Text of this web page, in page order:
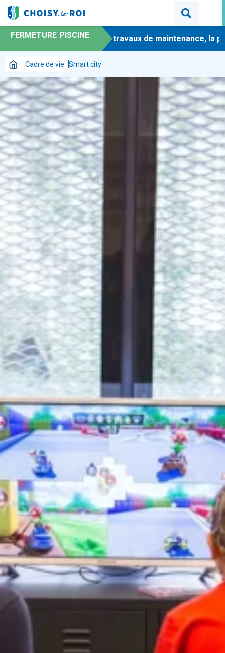
FERMETURE PISCINE
-En raison de travaux de maintenance, la
Cadre de vie Smart city